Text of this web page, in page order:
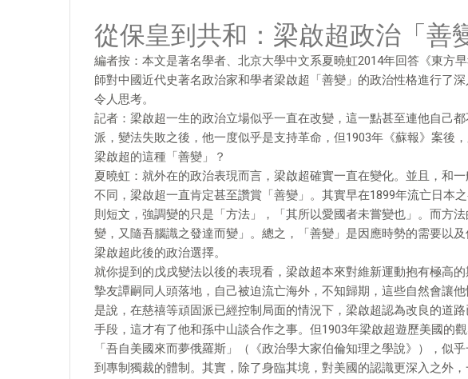
從保皇到共和：梁啟超政治「善
編者按：本文是著名學者、北京大學中文系夏曉虹2014年回答《東方
師對中國近代史著名政治家和學者梁啟超「善變」的政治性格進行了
令人思考。
記者：梁啟超一生的政治立場似乎一直在改變，這一點甚至連他自己
派，變法失敗之後，他一度似乎是支持革命，但1903年《蘇報》案後
梁啟超的這種「善變」？
夏曉虹：就外在的政治表現而言，梁啟超確實一直在變化。並且，和
不同，梁啟超一直肯定甚至讚賞「善變」。其實早在1899年流亡日本
則短文，強調變的只是「方法」，「其所以愛國者未嘗變也」。而方
變，又隨吾腦識之發達而變」。總之，「善變」是因應時勢的需要以
梁啟超此後的政治選擇。
就你提到的戊戌變法以後的表現看，梁啟超本來對維新運動抱有極高
摯友譚嗣同人頭落地，自己被迫流亡海外，不知歸期，這些自然會讓
是說，在慈禧等頑固派已經控制局面的情況下，梁啟超認為改良的道
手段，這才有了他和孫中山談合作之事。但1903年梁啟超遊歷美國的
「吾自美國來而夢俄羅斯」（《政治學大家伯倫知理之學說》），似
到專制獨裁的體制。其實，除了身臨其境，對美國的認識更深入之外